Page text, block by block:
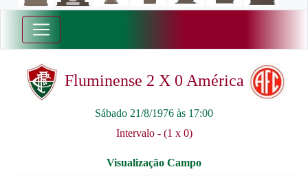
Fluminense 2 X 0 América
Sábado 21/8/1976 às 17:00
Intervalo - (1 x 0)